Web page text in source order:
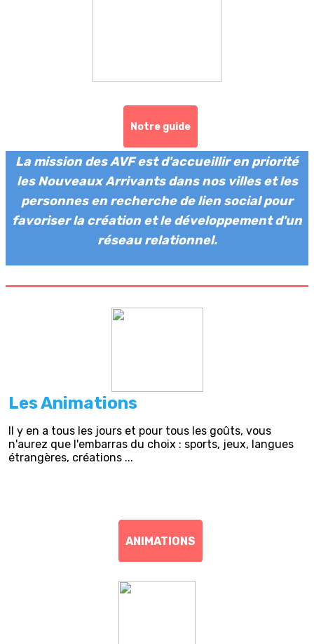
Notre guide
La mission des AVF est d'accueillir en priorité
les Nouveaux Arrivants dans nos villes et les
personnes en recherche de lien social pour
favoriser la création et le développement d'un
réseau relationnel.
Les Animations
Il y en a tous les jours et pour tous les goûts, vous
n'aurez que l'embarras du choix : sports, jeux, langues
étrangères, créations ...
ANIMATIONS